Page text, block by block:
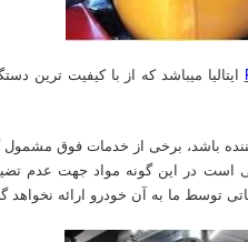
ایتالیا میباشد که از با کیفیت ترین
باشد، برخی از خدمات فوق مشمول
در این گونه مواد جهت عدم
توسط ما به آن خودرو ارائه نخواهد